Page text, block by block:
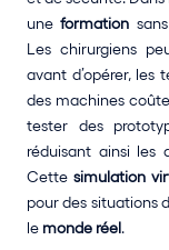
une formation sans
Les chirurgiens
avant d’opérer, les
des machines
tester des
réduisant ainsi les
Cette simulation
pour des situations
le monde réel.